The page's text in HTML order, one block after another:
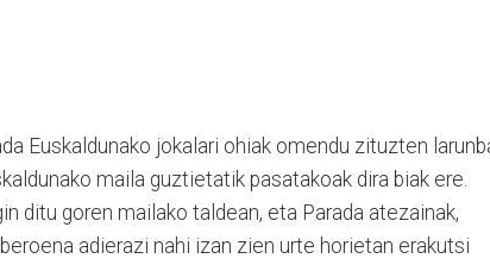
Euskaldunako jokalari ohiak omendu zituzten
maila guztietatik pasatakoak dira biak ere.
ditu goren mailako taldean, eta Parada atezainak,
adierazi nahi izan zien urte horietan erakutsi